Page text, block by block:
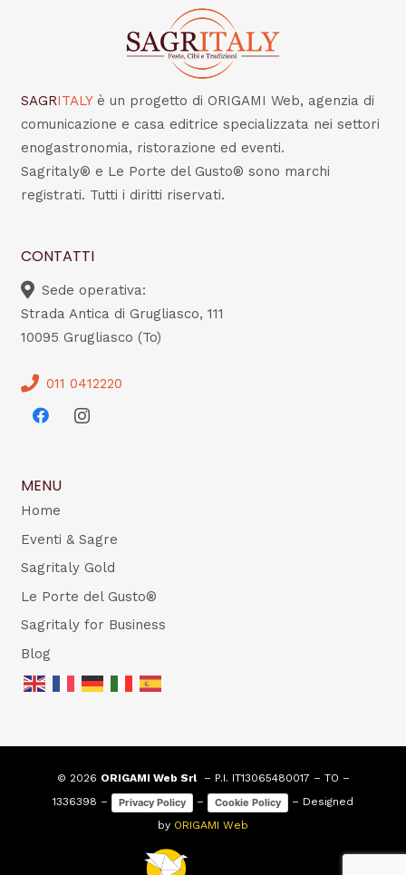
SAGRITALY è un progetto di ORIGAMI Web, agenzia di
comunicazione e casa editrice specializzata nei settori
enogastronomia, ristorazione ed eventi.
Sagritaly® e Le Porte del Gusto® sono marchi
registrati. Tutti i diritti riservati.
CONTATTI
Sede operativa:
Strada Antica di Grugliasco, 111
10095 Grugliasco (To)
011 0412220
MENU
Home
Eventi & Sagre
Sagritaly Gold
Le Porte del Gusto®
Sagritaly for Business
Blog
© 2026 ORIGAMI Web Srl– P.I. IT13065480017 – TO –
1336398 –
Privacy Policy – Cookie Policy
– Designed
by ORIGAMI Web